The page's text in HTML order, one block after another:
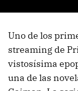
Uno de los
streaming de
vistosísima
una de las